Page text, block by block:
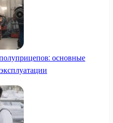
основные